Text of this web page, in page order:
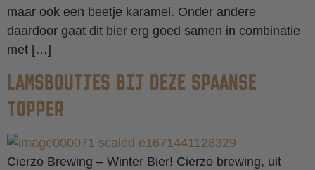
maar ook een beetje karamel. Onder andere
daardoor gaat dit bier erg goed samen in combinatie
met […]
LAMSBOUTJES BIJ DEZE SPAANSE
TOPPER
Cierzo Brewing – Winter Bier! Cierzo brewing, uit